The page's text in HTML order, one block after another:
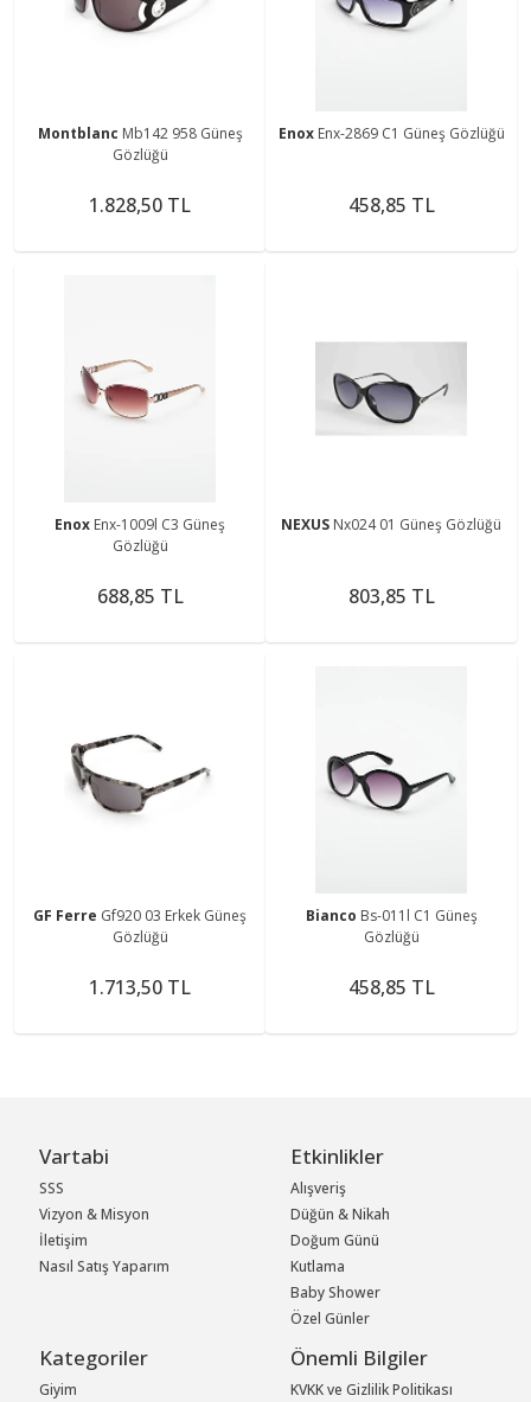
Montblanc Mb142 958 Güneş
Gözlüğü
1.828,50 TL
Enox Enx-2869 C1 Güneş Gözlüğü
458,85 TL
Enox Enx-1009l C3 Güneş
Gözlüğü
688,85 TL
NEXUS Nx024 01 Güneş Gözlüğü
803,85 TL
GF Ferre Gf920 03 Erkek Güneş
Gözlüğü
1.713,50 TL
Bianco Bs-011l C1 Güneş
Gözlüğü
458,85 TL
Vartabi
SSS
Vizyon & Misyon
İletişim
Nasıl Satış Yaparım
Etkinlikler
Alışveriş
Düğün & Nikah
Doğum Günü
Kutlama
Baby Shower
Özel Günler
Kategoriler
Giyim
Önemli Bilgiler
KVKK ve Gizlilik Politikası